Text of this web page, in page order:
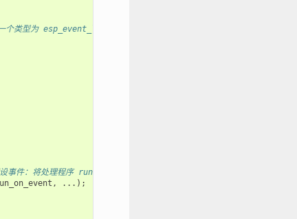
类型为 esp_event_loop_handle_t 的句柄，用于其他 API 引用循环、
件：将处理程序 run_on_event 发布到循环中时，执行该处理程序。
, ...);